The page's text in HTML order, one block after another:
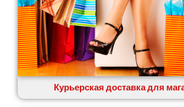
Курьерская доставка для